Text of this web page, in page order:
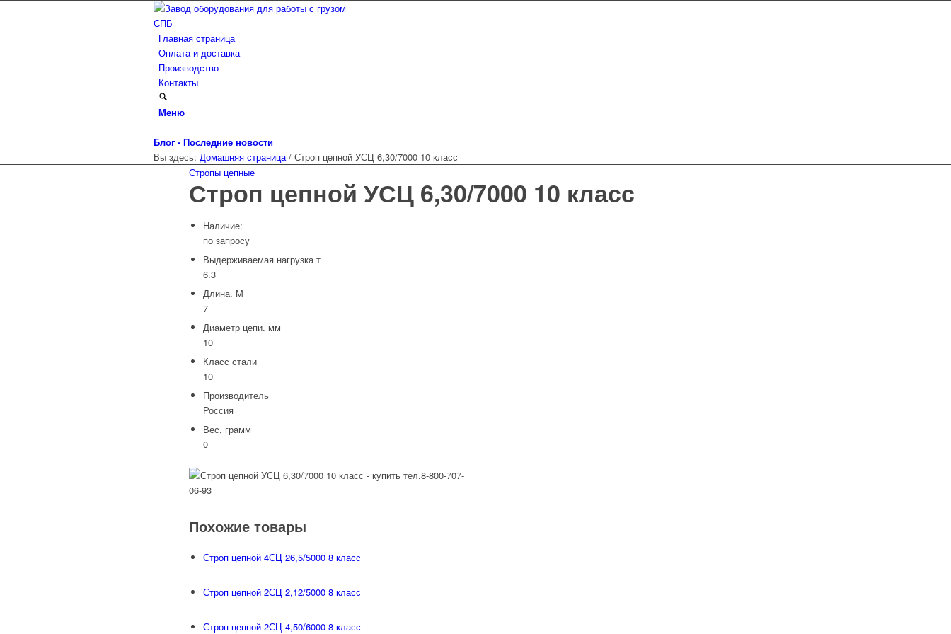
Главная страница
Оплата и доставка
Производство
Контакты
Меню
Блог - Последние новости
Вы здесь: Домашняя страница / Строп цепной УСЦ 6,30/7000 10 класс
Стропы цепные
Строп цепной УСЦ 6,30/7000 10 класс
Наличие:
по запросу
Выдерживаемая нагрузка т
6.3
Длина. М
7
Диаметр цепи. мм
10
Класс стали
10
Производитель
Россия
Вес, грамм
0
Похожие товары
Строп цепной 4СЦ 26,5/5000 8 класс
Строп цепной 2СЦ 2,12/5000 8 класс
Строп цепной 2СЦ 4,50/6000 8 класс